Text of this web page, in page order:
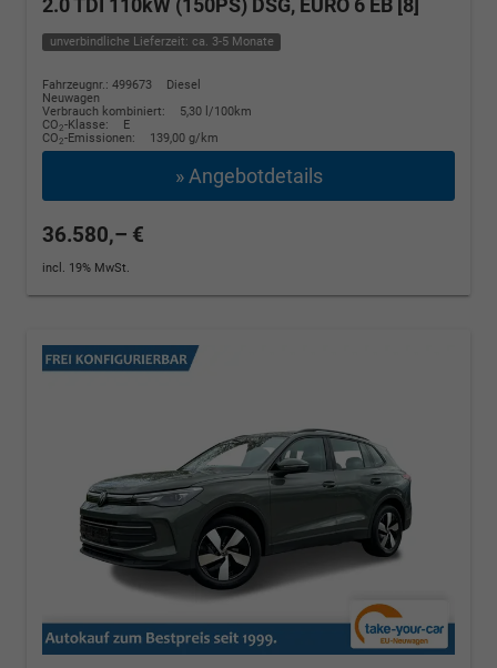
unverbindliche Lieferzeit: ca. 3-5 Monate
Fahrzeugnr.: 499673
Diesel
Neuwagen
Verbrauch kombiniert:
5,30 l/100km
CO2-Klasse:
E
CO2-Emissionen: 139,00 g/km
» Angebotdetails
36.580,– €
incl. 19% MwSt.